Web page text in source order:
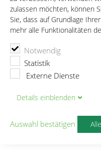
zulassen möchten, können
Sie, dass auf Grundlage
mehr alle Funktionalitäten
Notwendig
Statistik
Externe Dienste
Details einblenden
Auswahl bestätigen
Trainingszeiten